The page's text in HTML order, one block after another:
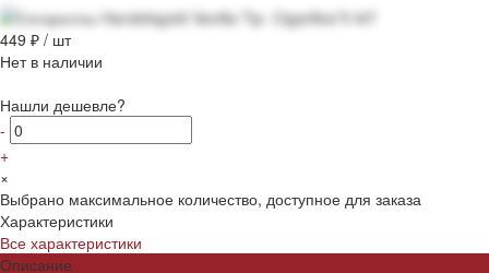
449 ₽ / шт
Нет в наличии
Нашли дешевле?
-
+
×
Выбрано максимальное количество, доступное для заказа
Характеристики
Все характеристики
Описание